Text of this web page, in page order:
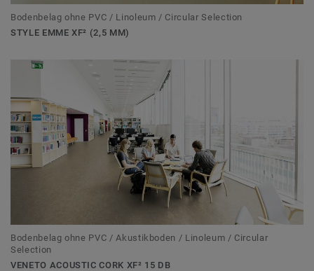
Bodenbelag ohne PVC / Linoleum / Circular Selection
STYLE EMME XF² (2,5 MM)
Bodenbelag ohne PVC / Akustikboden / Linoleum / Circular
Selection
VENETO ACOUSTIC CORK XF² 15 DB